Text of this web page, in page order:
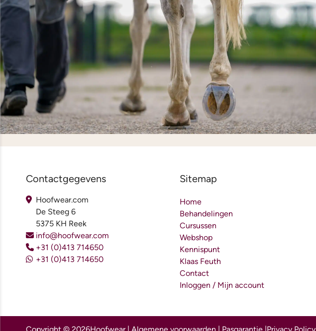
Contactgegevens
Hoofwear.com
De Steeg 6
5375 KH Reek
info@hoofwear.com
+31 (0)413 714650
+31 (0)413 714650
Sitemap
Home
Behandelingen
Cursussen
Webshop
Kennispunt
Klaas Feuth
Contact
Inloggen / Mijn account